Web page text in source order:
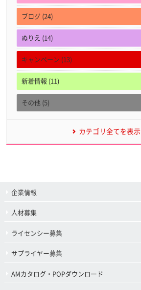
ブログ (24)
ぬりえ (14)
キャンペーン (13)
新着情報 (11)
その他 (5)
カテゴリ全てを表示
企業情報
人材募集
ライセンシー募集
サプライヤー募集
AMカタログ・POPダウンロード